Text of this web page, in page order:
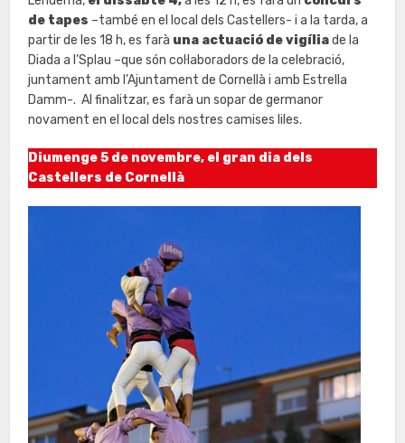
de tapes –també en el local dels Castellers- i a la tarda, a
partir de les 18 h, es farà una actuació de vigíliade la
Diada a l’Splau –que són col·laboradors de la celebració,
juntament amb l’Ajuntament de Cornellà i amb Estrella
Damm-. Al finalitzar, es farà un sopar de germanor
novament en el local dels nostres camises liles.
Diumenge 5 de novembre, el gran dia dels
Castellers de Cornellà